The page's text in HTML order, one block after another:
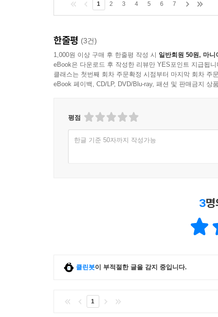
1 2 3 4 5 6 7
한줄평 (3건)
1,000원 이상 구매 후 한줄평 작성 시 일반회원 50원, 마니
eBook은 다운로드 후 작성한 리뷰만 YES포인트 지급됩니
클래스는 첫번째 회차 주문확정 시점부터 마지막 회차 주
eBook 페이백, CD/LP, DVD/Blu-ray, 패션 및 판매금지 상
평점
한글 기준 50자까지 작성가능
3
클린봇이 부적절한 글을 감지 중입니다.
1